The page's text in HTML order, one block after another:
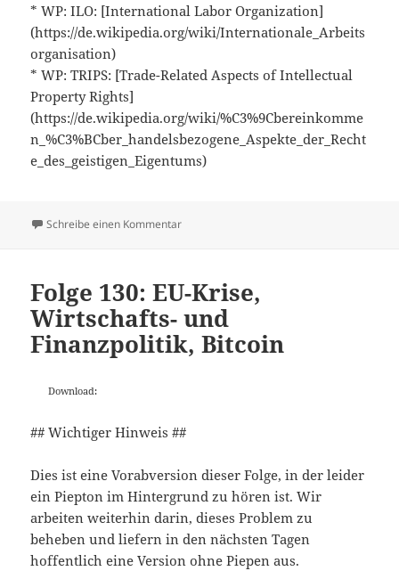
* WP: ILO: [International Labor Organization]
(https://de.wikipedia.org/wiki/Internationale_Arbeits
organisation)
* WP: TRIPS: [Trade-Related Aspects of Intellectual
Property Rights]
(https://de.wikipedia.org/wiki/%C3%9Cbereinkomme
n_%C3%BCber_handelsbezogene_Aspekte_der_Recht
e_des_geistigen_Eigentums)
Schreibe einen Kommentarzu Folge 131: PPI und PPEU
Folge 130: EU-Krise,
Wirtschafts- und
Finanzpolitik, Bitcoin
Download:
## Wichtiger Hinweis ##
Dies ist eine Vorabversion dieser Folge, in der leider
ein Piepton im Hintergrund zu hören ist. Wir
arbeiten weiterhin darin, dieses Problem zu
beheben und liefern in den nächsten Tagen
hoffentlich eine Version ohne Piepen aus.